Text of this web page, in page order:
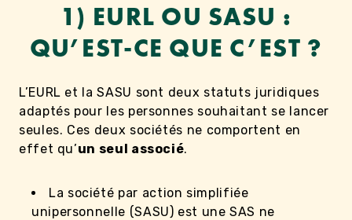
1) EURL OU SASU :
QU’EST-CE QUE C’EST ?
L’EURL et la SASU sont deux statuts juridiques
adaptés pour les personnes souhaitant se lancer
seules. Ces deux sociétés ne comportent en
effet qu’un seul associé.
La société par action simplifiée
unipersonnelle (SASU) est une SAS ne